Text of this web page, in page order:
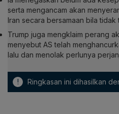
serta mengancam akan
Iran secara bersamaan bila
Trump juga mengklaim perang
menyebut AS telah
lalu dan menolak perlunya
! Ringkasan ini dihasilkan